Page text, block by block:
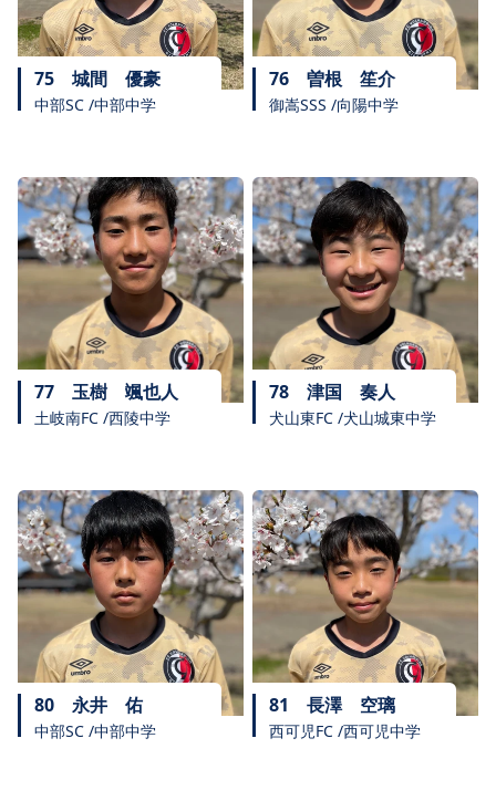
75 城間 優豪
中部SC /中部中学
76 曽根 笙介
御嵩SSS /向陽中学
77 玉樹 颯也人
土岐南FC /西陵中学
78 津国 奏人
犬山東FC /犬山城東中学
80 永井 佑
中部SC /中部中学
81 長澤 空璃
西可児FC /西可児中学